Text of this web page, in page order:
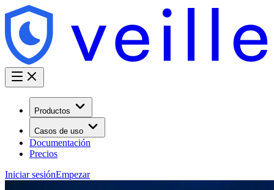
Productos
Casos de uso
Documentación
Precios
Iniciar sesiónEmpezar